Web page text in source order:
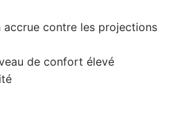
contre les projections
de confort élevé